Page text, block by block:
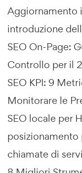
Aggiornamento
introduzione
SEO On-Page:
Controllo per il
SEO KPI: 9
Monitorare le
SEO locale per
chiamate di